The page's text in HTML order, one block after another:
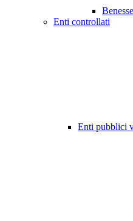
Enti controllati
Enti pubblici